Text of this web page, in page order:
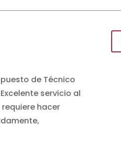
de Técnico
servicio al
hacer